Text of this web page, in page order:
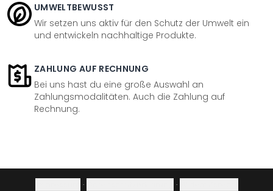
UMWELTBEWUSST
Wir setzen uns aktiv für den Schutz der Umwelt ein
und entwickeln nachhaltige Produkte.
ZAHLUNG AUF RECHNUNG
Bei uns hast du eine große Auswahl an
Zahlungsmodalitäten. Auch die Zahlung auf
Rechnung.
· ·